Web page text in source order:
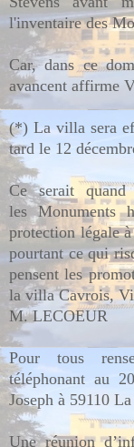
l'inventaire des
Car, dans ce
avancent affirme
(*) La villa sera
tard le 12
Ce serait
lesMonuments
protection légale
pourtant ce qui
pensent les
la villa Cavrois,
M. LECOEUR
Pour tous
téléphonant au
Joseph à 59110
Une réunion